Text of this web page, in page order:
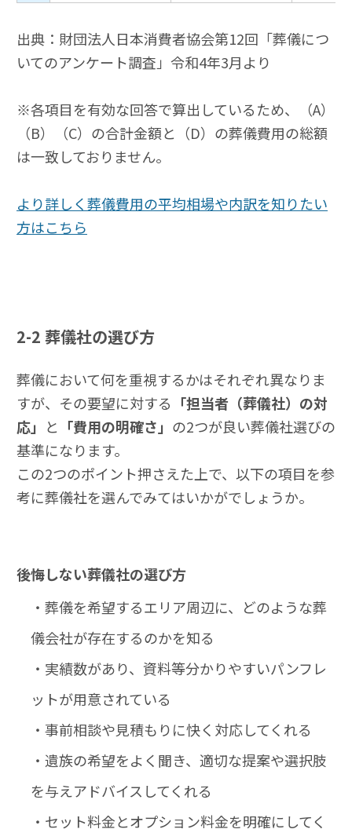
出典：財団法人日本消費者協会第12回「葬儀につ
いてのアンケート調査」令和4年3月より
※各項目を有効な回答で算出しているため、（A）
（B）（C）の合計金額と（D）の葬儀費用の総額
は一致しておりません。
より詳しく葬儀費用の平均相場や内訳を知りたい
方はこちら
2-2 葬儀社の選び方
葬儀において何を重視するかはそれぞれ異なりま
すが、その要望に対する 「担当者（葬儀社）の対
応」 と 「費用の明確さ」 の2つが良い葬儀社選びの
基準になります。
この2つのポイント押さえた上で、以下の項目を参
考に葬儀社を選んでみてはいかがでしょうか。
後悔しない葬儀社の選び方
・葬儀を希望するエリア周辺に、どのような葬
儀会社が存在するのかを知る
・実績数があり、資料等分かりやすいパンフレ
ットが用意されている
・事前相談や見積もりに快く対応してくれる
・遺族の希望をよく聞き、適切な提案や選択肢
を与えアドバイスしてくれる
・セット料金とオプション料金を明確にしてく